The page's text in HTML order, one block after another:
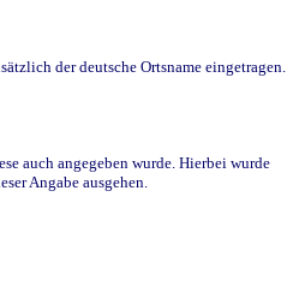
der deutsche Ortsname eingetragen.
auch angegeben wurde. Hierbei wurde
Angabe ausgehen.